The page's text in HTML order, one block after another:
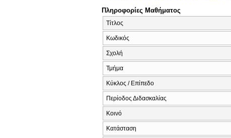
Πληροφορίες Μαθήματος
Τίτλος
Κωδικός
Σχολή
Τμήμα
Κύκλος / Επίπεδο
Περίοδος Διδασκαλίας
Κοινό
Κατάσταση